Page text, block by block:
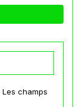
Les champs